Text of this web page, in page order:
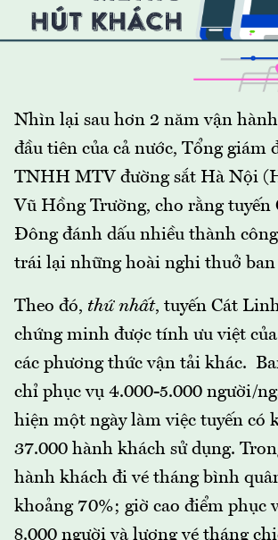
Nhìn lại sau hơn 2 năm vận
đầu tiên của cả nước, Tổng giám
TNHH MTV đường sắt Hà Nội
Vũ Hồng Trường, cho rằng
Đông đánh dấu nhiều thành
trái lại những hoài nghi thuở ban
Theo đó, thứ nhất, tuyến Cát
chứng minh được tính ưu việt
các phương thức vận tải khác.
chỉ phục vụ 4.000-5.000 người/
hiện một ngày làm việc tuyến có
37.000 hành khách sử dụng.
hành khách đi vé tháng bình
khoảng 70%; giờ cao điểm phục
8.000 người và lượng vé tháng